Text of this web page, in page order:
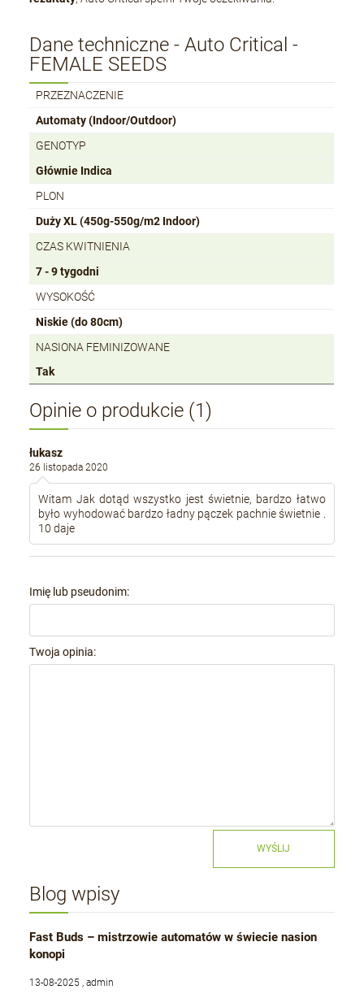
Dane techniczne - Auto Critical -
FEMALE SEEDS
PRZEZNACZENIE
Automaty (Indoor/Outdoor)
GENOTYP
Głównie Indica
PLON
Duży XL (450g-550g/m2 Indoor)
CZAS KWITNIENIA
7 - 9 tygodni
WYSOKOŚĆ
Niskie (do 80cm)
NASIONA FEMINIZOWANE
Tak
Opinie o produkcie (1)
łukasz
26 listopada 2020
Witam Jak dotąd wszystko jest świetnie, bardzo łatwo
było wyhodować bardzo ładny pączek pachnie świetnie .
10 daje
Imię lub pseudonim:
Twoja opinia:
WYŚLIJ
Blog wpisy
Fast Buds – mistrzowie automatów w świecie nasion
konopi
13-08-2025 , admin